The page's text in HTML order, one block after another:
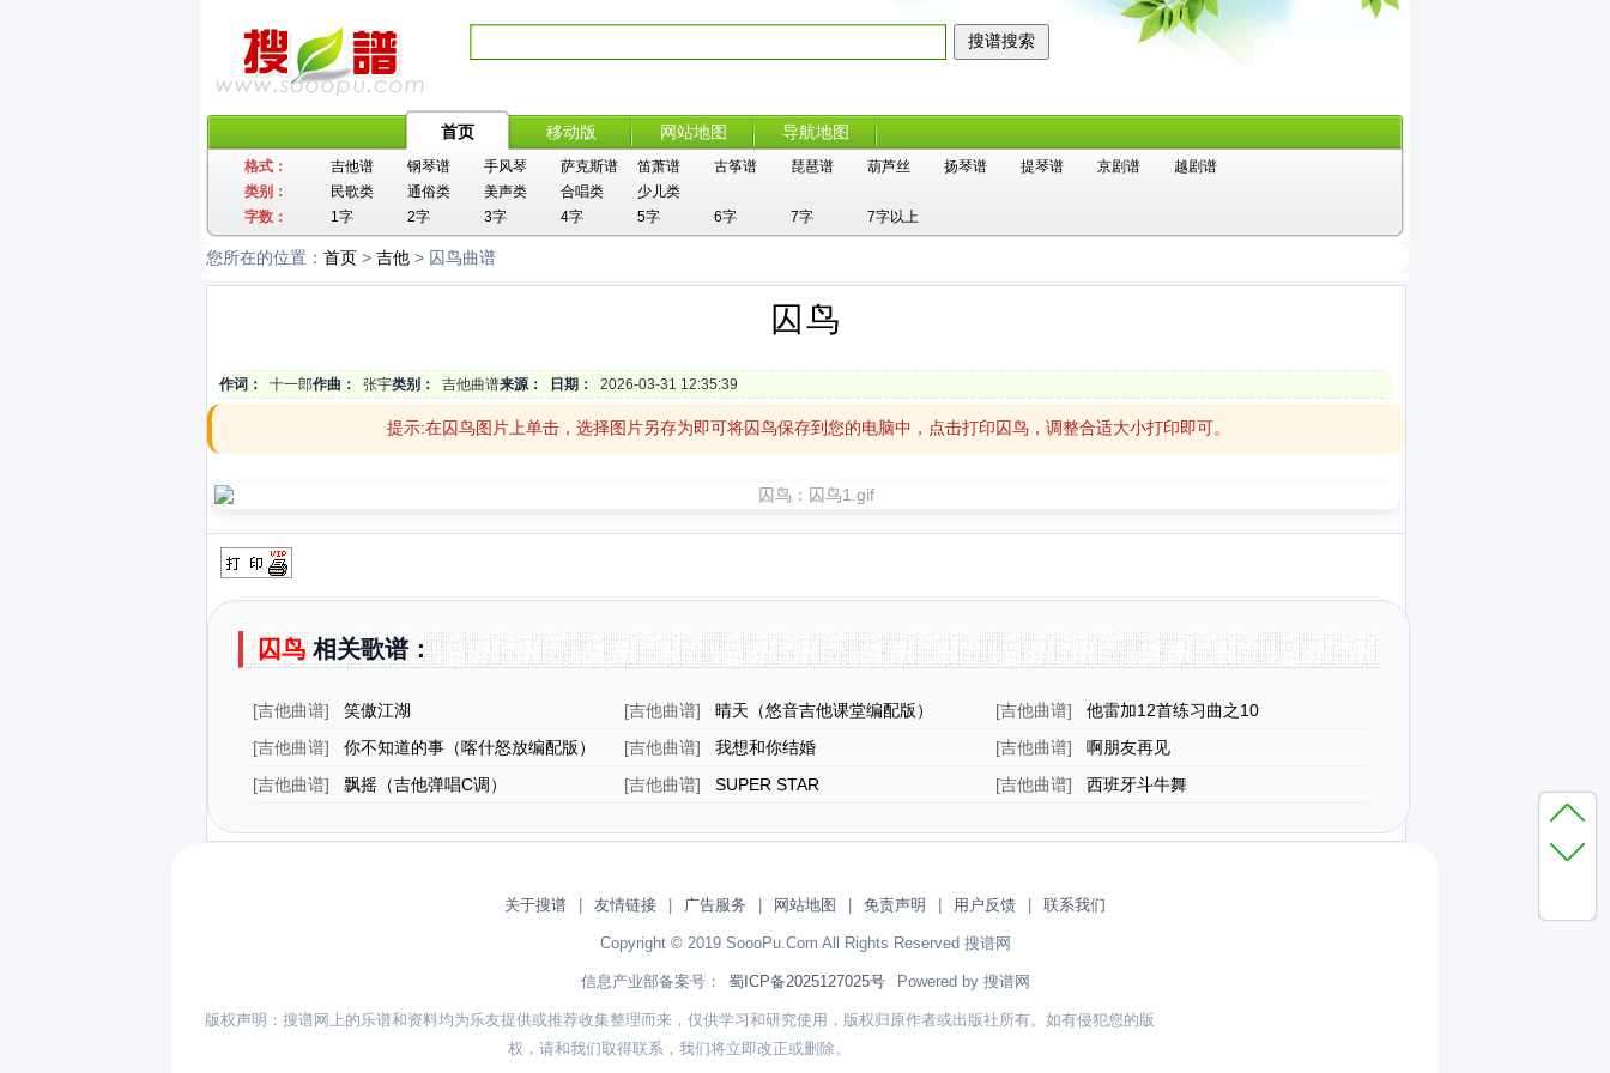
首页 移动版 网站地图 导航地图
格式： 吉他谱 钢琴谱 手风琴 萨克斯谱 笛萧谱 古筝谱 琵琶谱 葫芦丝 扬琴谱 提琴谱 京剧谱
越剧谱
类别：
民歌类 通俗类 美声类 合唱类
少儿类
字数：
1字 2字 3字 4字 5字 6字 7字 7字以上
您所在的位置： 首页 > 吉他 > 囚鸟曲谱
囚鸟
作词： 十一郎作曲： 张宇类别： 吉他曲谱来源： 日期： 2026-03-31 12:35:39
提示:在囚鸟图片上单击，选择图片另存为即可将囚鸟保存到您的电脑中，点击打印囚鸟，调整合适大小打印即可。
囚鸟相关歌谱：
[吉他曲谱] 笑傲江湖 [吉他曲谱] 晴天（悠音吉他课堂编配版） [吉他曲谱]
他雷加12首练习曲之10
[吉他曲谱] 你不知道的事（喀什怒放编配版） [吉他曲谱] 我想和你结婚 [吉他曲谱]
啊朋友再见
[吉他曲谱] 飘摇（吉他弹唱C调） [吉他曲谱] SUPER STAR [吉他曲谱] 西班牙斗牛舞
关于搜谱 友情链接 广告服务 网站地图 免责声明 用户反馈 联系我们
Copyright © 2019 SoooPu.Com All Rights Reserved 搜谱网
信息产业部备案号： 蜀ICP备2025127025号 Powered by 搜谱网
版权声明：搜谱网上的乐谱和资料均为乐友提供或推荐收集整理而来，仅供学习和研究使用，版权归原作者或出版社所有。如有侵犯您的版
权，请和我们取得联系，我们将立即改正或删除。